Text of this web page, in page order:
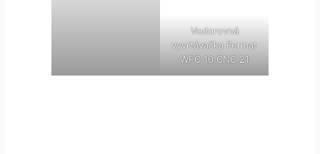
Vodorovná
vyvrtávačka Fermat
WFC 10 CNC 21